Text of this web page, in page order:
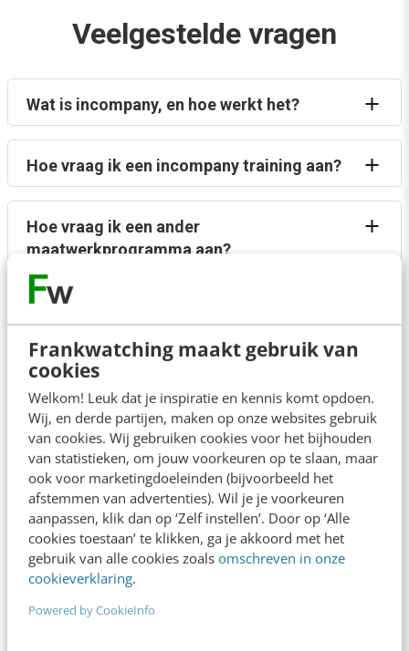
Frankwatching maakt gebruik van
cookies
Welkom! Leuk dat je inspiratie en kennis komt opdoen.
Wij, en derde partijen, maken op onze websites gebruik
van cookies. Wij gebruiken cookies voor het bijhouden
van statistieken, om jouw voorkeuren op te slaan, maar
ook voor marketingdoeleinden (bijvoorbeeld het
afstemmen van advertenties). Wil je je voorkeuren
aanpassen, klik dan op ‘Zelf instellen’. Door op ‘Alle
cookies toestaan’ te klikken, ga je akkoord met het
gebruik van alle cookies zoals omschreven in onze
cookieverklaring.
Powered by CookieInfo
Veelgestelde vragen
Wat is incompany, en hoe werkt het?
Hoe vraag ik een incompany training aan?
Hoe vraag ik een ander
maatwerkprogramma aan?
Wat kost een incompany training of
Toch nog extra advies of
ondersteuning nodig?
Dat doen we natuurlijk graag. Stuur je ons een chat? We zijn
direct beschikbaar.
Chat direct